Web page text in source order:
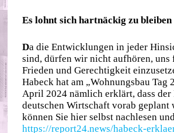
Es lohnt sich hartnäckig zu bleiben
Da die Entwicklungen in jeder
sind, dürfen wir nicht aufhören,
Frieden und Gerechtigkeit
Habeck hat am „Wohnungsbau Tag
April 2024 nämlich erklärt, dass
deutschen Wirtschaft vorab geplant
können Sie hier selbst nachlesen
https://report24.news/habeck-